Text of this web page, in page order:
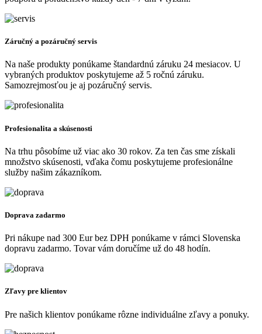
Záručný a pozáručný servis
Na naše produkty ponúkame štandardnú záruku 24 mesiacov. U
vybraných produktov poskytujeme až 5 ročnú záruku.
Samozrejmosťou je aj pozáručný servis.
Profesionalita a skúsenosti
Na trhu pôsobíme už viac ako 30 rokov. Za ten čas sme získali
množstvo skúsenosti, vďaka čomu poskytujeme profesionálne
služby našim zákazníkom.
Doprava zadarmo
Pri nákupe nad 300 Eur bez DPH ponúkame v rámci Slovenska
dopravu zadarmo. Tovar vám doručíme už do 48 hodín.
Zľavy pre klientov
Pre našich klientov ponúkame rôzne individuálne zľavy a ponuky.